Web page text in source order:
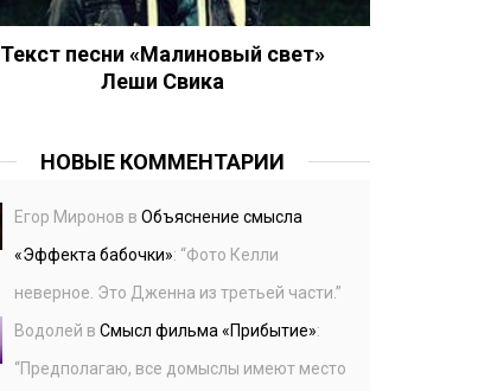
Текст песни «Малиновый свет»
Леши Свика
НОВЫЕ КОММЕНТАРИИ
Егор Миронов в Объяснение смысла
«Эффекта бабочки»: “Фото Келли
неверное. Это Дженна из третьей части.”
Водолей в Смысл фильма «Прибытие»:
“Предполагаю, все домыслы имеют место